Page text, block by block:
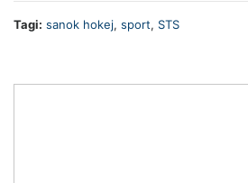
Tagi: sanok hokej, sport, STS